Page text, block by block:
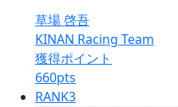
草場 啓吾
KINAN Racing Team
獲得ポイント
660pts
RANK3